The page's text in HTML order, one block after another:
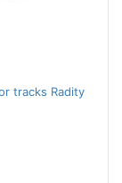
tracks Radity